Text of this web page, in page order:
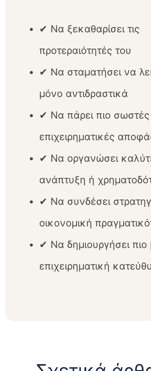
✔ Να ξεκαθαρίσει τις
προτεραιότητές του
✔ Να σταματήσει να
μόνο αντιδραστικά
✔ Να πάρει πιο σωστές
επιχειρηματικές
✔ Να οργανώσει
ανάπτυξη ή
✔ Να συνδέσει
οικονομική
✔ Να δημιουργήσει πιο
επιχειρηματική